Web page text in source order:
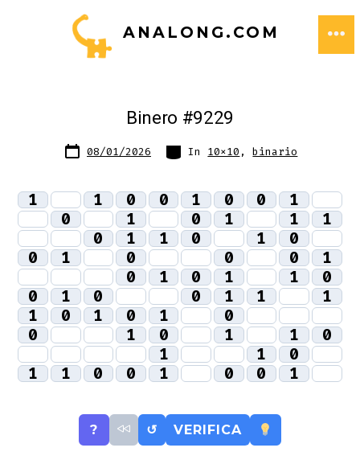
ANALONG.COM
Binero #9229
Data
articolo
08/01/2026 Categorie
In 10x10 ,binario
1 1 0 0 1 0 0
1
0
1 0 1 1
1
0
1 1 0 1
0
0
1 0 0 0
1
0
1 0 1 1
0
0
1 0 0 1 1
1
1
0 1 0 1
0
0
1 0 1 1
0
1
1
0
1
1 0 0 1 0 0 1
? ↺ VERIFICA